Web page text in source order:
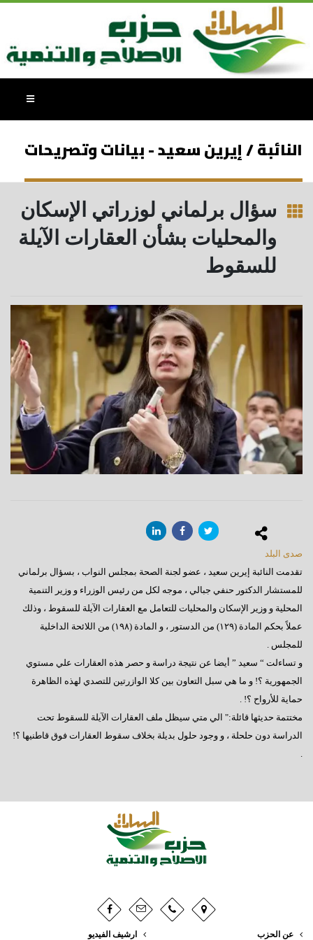
النائبة / إيرين سعيد - بيانات وتصريحات
سؤال برلماني لوزراتي الإسكان
والمحليات بشأن العقارات الآيلة
للسقوط
صدى البلد
تقدمت النائبة إيرين سعيد ، عضو لجنة الصحة بمجلس النواب ، بسؤال برلماني
للمستشار الدكتور حنفي جبالي ، موجه لكل من رئيس الوزراء و وزير التنمية
المحلية و وزير الإسكان والمحليات للتعامل مع العقارات الآيلة للسقوط ، وذلك
عملاً بحكم المادة (١٢٩) من الدستور ، و المادة (١٩٨) من اللائحة الداخلية
للمجلس .
و تساءلت “ سعيد ” أيضا عن نتيجة دراسة و حصر هذه العقارات علي مستوي
الجمهورية ؟! و ما هي سبل التعاون بين كلا الوازرتين للتصدي لهذه الظاهرة
حماية للأرواح ؟! .
مختتمة حديثها قائلة:" الي متي سيظل ملف العقارات الآيلة للسقوط تحت
الدراسة دون حلحلة ، و وجود حلول بديلة بخلاف سقوط العقارات فوق قاطنيها ؟!
.
عن الحزب ارشيف الفيديو